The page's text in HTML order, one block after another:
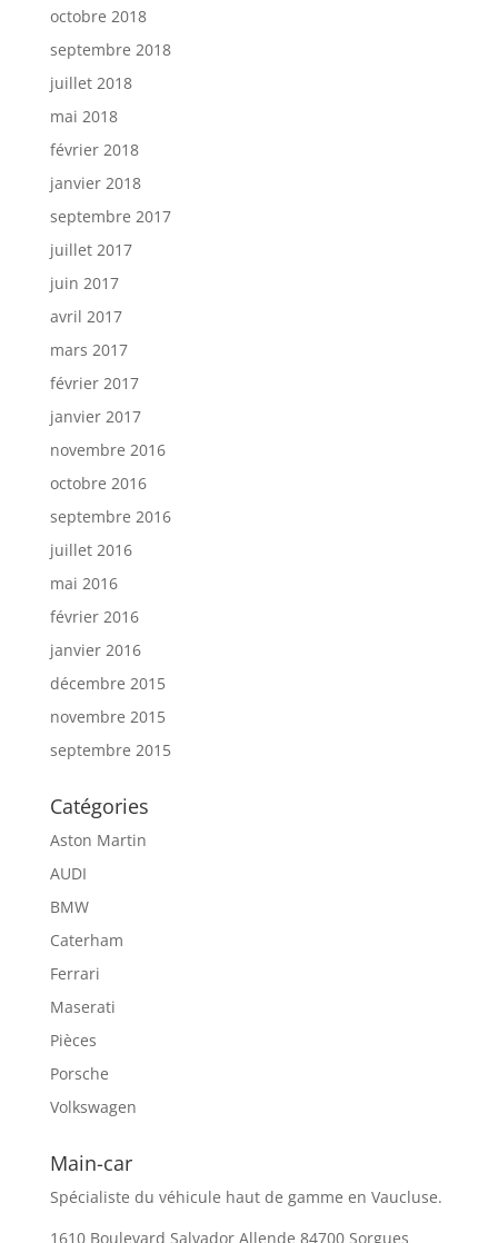
octobre 2018
septembre 2018
juillet 2018
mai 2018
février 2018
janvier 2018
septembre 2017
juillet 2017
juin 2017
avril 2017
mars 2017
février 2017
janvier 2017
novembre 2016
octobre 2016
septembre 2016
juillet 2016
mai 2016
février 2016
janvier 2016
décembre 2015
novembre 2015
septembre 2015
Catégories
Aston Martin
AUDI
BMW
Caterham
Ferrari
Maserati
Pièces
Porsche
Volkswagen
Main-car
Spécialiste du véhicule haut de gamme en Vaucluse.
1610 Boulevard Salvador Allende 84700 Sorgues